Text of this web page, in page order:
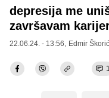
depresija me
završavam
22.06.24. - 13:56, Edmir Škorić
1